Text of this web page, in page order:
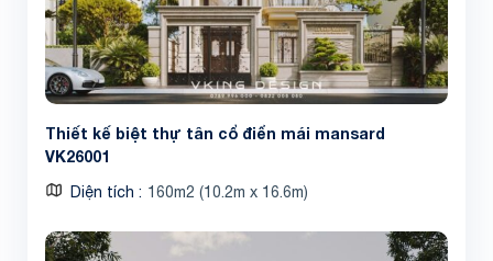
Thiết kế biệt thự tân cổ điển mái mansard
VK26001
Diện tích 160m2 (10.2m x 16.6m)